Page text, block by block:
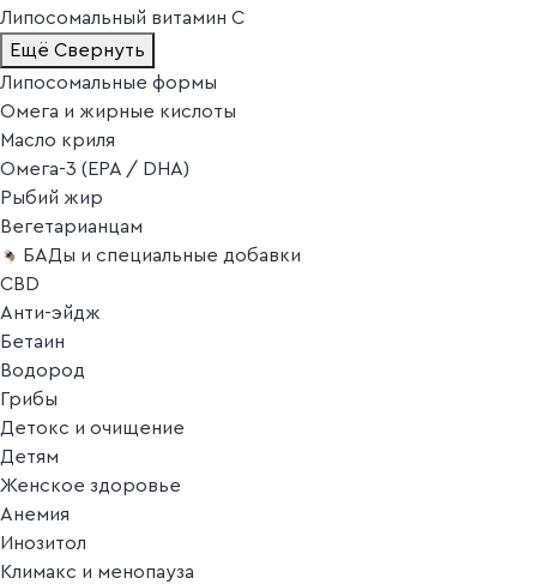
Липосомальный витамин C
Ещё Свернуть
Липосомальные формы
Омега и жирные кислоты
Масло криля
Омега-3 (EPA / DHA)
Рыбий жир
Вегетарианцам
БАДы и специальные добавки
CBD
Анти-эйдж
Бетаин
Водород
Грибы
Детокс и очищение
Детям
Женское здоровье
Анемия
Инозитол
Климакс и менопауза